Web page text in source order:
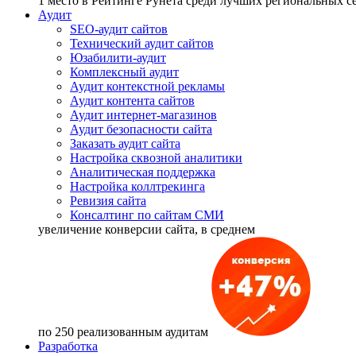
Аудит
SEO-аудит сайтов
Технический аудит сайтов
Юзабилити-аудит
Комплексный аудит
Аудит контекстной рекламы
Аудит контента сайтов
Аудит интернет-магазинов
Аудит безопасности сайта
Заказать аудит сайта
Настройка сквозной аналитики
Аналитическая поддержка
Настройка коллтрекинга
Ревизия сайта
Консалтинг по сайтам СМИ
увеличение конверсии сайта, в среднем
по 250 реализованным аудитам
Разработка